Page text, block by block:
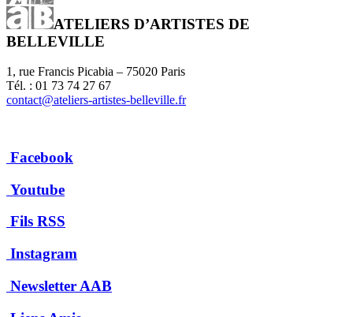
ATELIERS D’ARTISTES DE
BELLEVILLE
1, rue Francis Picabia – 75020 Paris
Tél. : 01 73 74 27 67
contact@ateliers-artistes-belleville.fr
Facebook
Youtube
Fils RSS
Instagram
Newsletter AAB